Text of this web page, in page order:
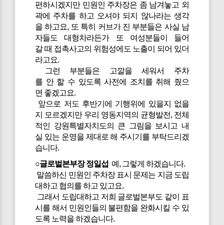
편하시겠지만 민원인 주차장은 좀 남겨놓고 외
곽에 주차를 하고 오셔야 되지 않나라는 생각
을 하고요, 또 특히 커브가 진 부분들은 사실 남
자들도 대형차라든가 또 여성분들이 들어
갈 때 접촉사고의 위험성에도 노출이 되어 있더
라고요.
그런 부분들은 고깔을 세워서 주차
를 안 할 수 있도록 사전에 조치를 취해 줬으
면 좋겠고요.
앞으로 저도 후반기에 기행위에 있을지 없을
지 모르겠지만 우리 영동지역의 균형발전, 전체
적인 강원특별자치도의 큰 그림을 보시고 내
실 있는 운영을 제대로 해 주시기를 부탁드리겠
습니다.
○글로벌본부장 정일섭 예, 그렇게 하겠습니다.
말씀하신 민원인 주차장 표시 문제는 지금 도립
대하고 협의를 하고 있고요.
그래서 도립대하고 저희 글로벌본부도 같이 표
시를 해서 민원인들의 불편함을 완화시킬 수 있
도록 노력을 하겠습니다.